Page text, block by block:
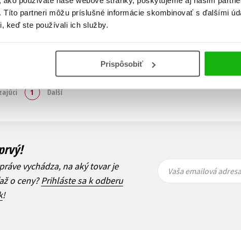
Títo partneri môžu príslušné informácie skombinovať s ďalšími
keď ste používali ich služby.
Prispôsobiť
Zobraz záznamov
1 Ďalší
vychádza, na aký tovar je
o ceny?Prihláste sa k odberu
!
Vaša
emailová
Vaša
emailová
Vaša emailová adresa